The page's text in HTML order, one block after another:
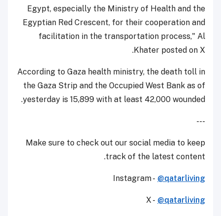
Egypt, especially the Ministry of Health and the
Egyptian Red Crescent, for their cooperation and
facilitation in the transportation process," Al
Khater posted on X.
According to Gaza health ministry, the death toll in
the Gaza Strip and the Occupied West Bank as of
yesterday is 15,899 with at least 42,000 wounded.
---
Make sure to check out our social media to keep
track of the latest content.
Instagram - @qatarliving
X - @qatarliving